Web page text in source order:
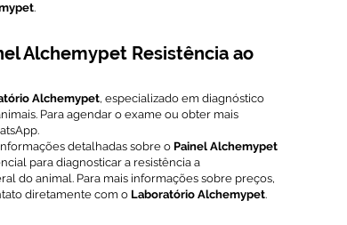
.
Alchemypet Resistência ao
Alchemypet, especializado em diagnóstico
Para agendar o exame ou obter mais
detalhadas sobre o Painel Alchemypet
para diagnosticar a resistência a
do animal. Para mais informações sobre preços,
diretamente com o Laboratório Alchemypet.